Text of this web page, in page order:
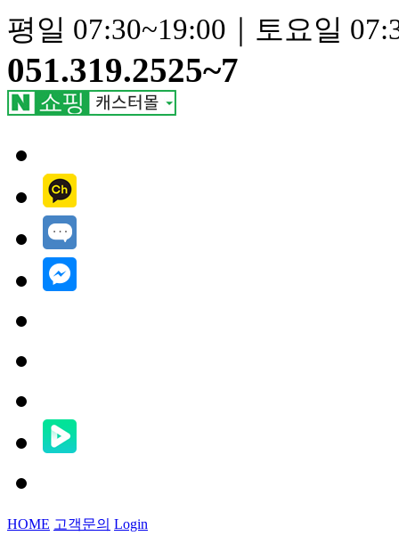
평일 07:30~19:00｜토요일
051.319.2525~7
HOME 고객문의 Login